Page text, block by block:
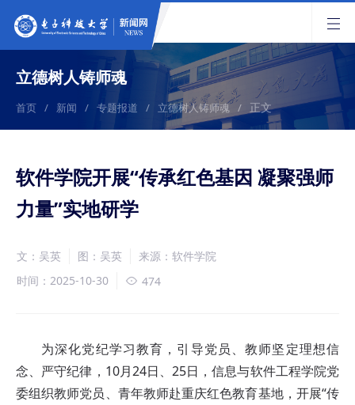
立德树人铸师魂
首页 / 新闻 / 专题报道 / 立德树人铸师魂 / 正文
软件学院开展“传承红色基因 凝聚强师
力量”实地研学
文：吴英 图：吴英
来源：软件学院
时间：2025-10-30
474
为深化党纪学习教育，引导党员、教师坚定理想信
念、严守纪律，10月24日、25日，信息与软件工程学院党
委组织教师党员、青年教师赴重庆红色教育基地，开展“传